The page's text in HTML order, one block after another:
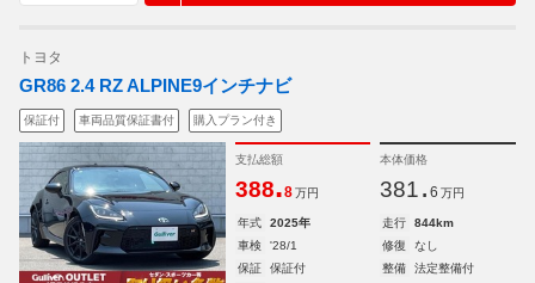
トヨタ
GR86 2.4 RZ ALPINE9インチナビ
保証付 車両品質保証書付 購入プラン付き
支払総額
388.8 万円
本体価格
381. 6 万円
年式 2025年 走行
844km
車検
'28/1 修復
なし
保証
保証付 整備
法定整備付